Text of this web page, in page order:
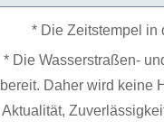
* Die Zeitstempel in
* Die Wasserstraßen-
bereit. Daher wird keine
Aktualität,